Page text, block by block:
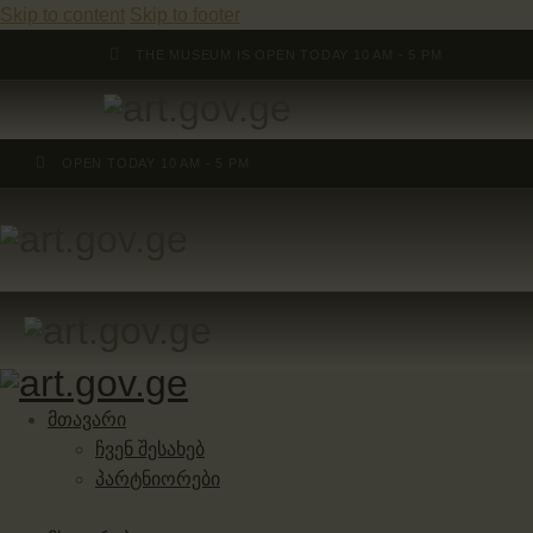
Skip to content Skip to footer
მთავარი
ჩვენ შესახებ
პარტნიორები